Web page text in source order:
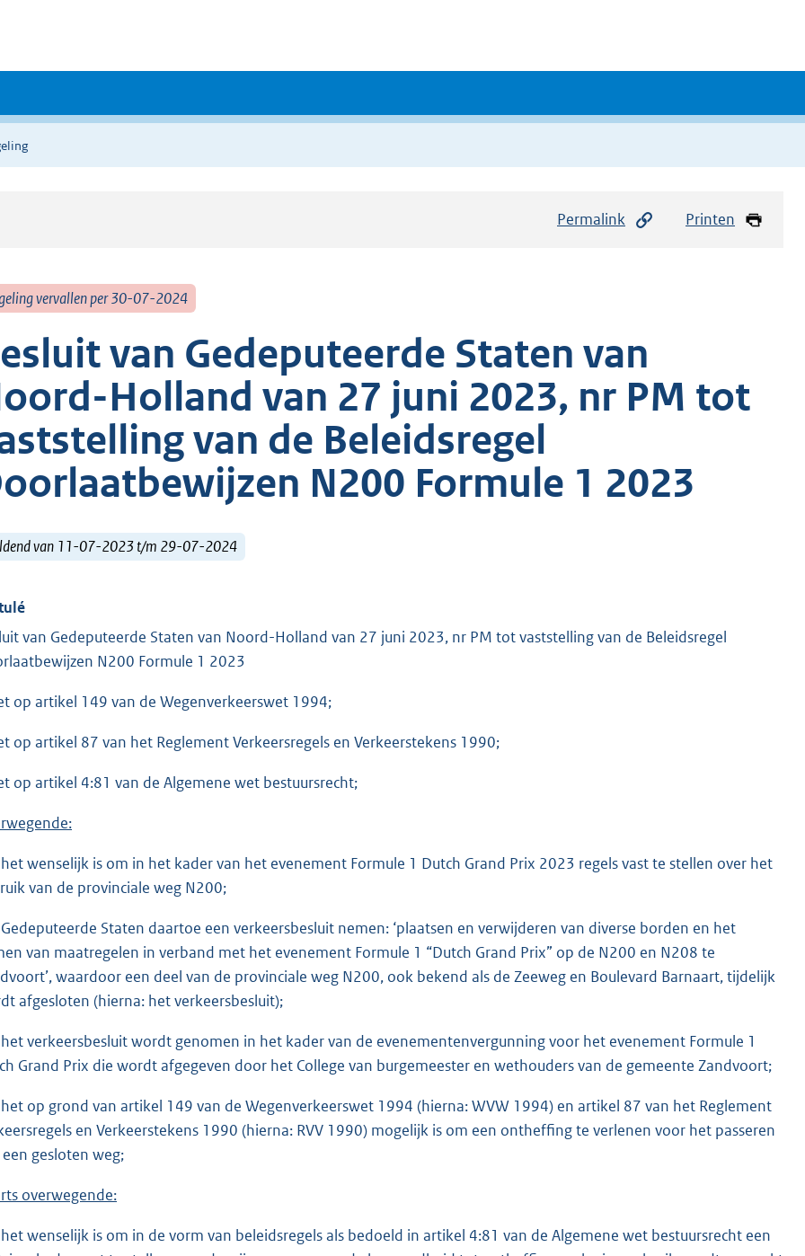
Permalink Printen
vervallen per 30-07-2024
van Gedeputeerde Staten van
Holland van 27 juni 2023, nr PM tot
van de Beleidsregel
N200 Formule 1 2023
van 11-07-2023 t/m 29-07-2024
van Gedeputeerde Staten van Noord-Holland van 27 juni 2023, nr PM tot vaststelling van de Beleidsregel
N200 Formule 1 2023
op artikel 149 van de Wegenverkeerswet 1994;
op artikel 87 van het Reglement Verkeersregels en Verkeerstekens 1990;
op artikel 4:81 van de Algemene wet bestuursrecht;
wenselijk is om in het kader van het evenement Formule 1 Dutch Grand Prix 2023 regels vast te stellen over het
van de provinciale weg N200;
Staten daartoe een verkeersbesluit nemen: ‘plaatsen en verwijderen van diverse borden en het
van maatregelen in verband met het evenement Formule 1 “Dutch Grand Prix” op de N200 en N208 te
waardoor een deel van de provinciale weg N200, ook bekend als de Zeeweg en Boulevard Barnaart, tijdelijk
afgesloten (hierna: het verkeersbesluit);
verkeersbesluit wordt genomen in het kader van de evenementenvergunning voor het evenement Formule 1
Grand Prix die wordt afgegeven door het College van burgemeester en wethouders van de gemeente Zandvoort;
op grond van artikel 149 van de Wegenverkeerswet 1994 (hierna: WVW 1994) en artikel 87 van het Reglement
en Verkeerstekens 1990 (hierna: RVV 1990) mogelijk is om een ontheffing te verlenen voor het passeren
gesloten weg;
overwegende:
wenselijk is om in de vorm van beleidsregels als bedoeld in artikel 4:81 van de Algemene wet bestuursrecht een